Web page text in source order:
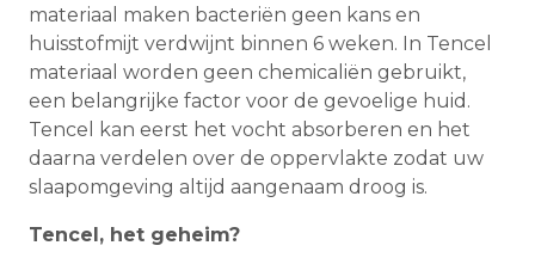
materiaal maken bacteriën geen kans en
huisstofmijt verdwijnt binnen 6 weken. In Tencel
materiaal worden geen chemicaliën gebruikt,
een belangrijke factor voor de gevoelige huid.
Tencel kan eerst het vocht absorberen en het
daarna verdelen over de oppervlakte zodat uw
slaapomgeving altijd aangenaam droog is.
Tencel, het geheim?